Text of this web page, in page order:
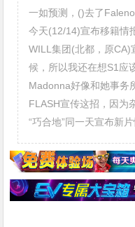
一如预测，()去了
今天(12/14)宣布移籍情
WILL集团(北都，原CA)
候，所以我还在想S1应
Madonna好像和她事务
FLASH宣传这招，因为
“巧合地”同一天宣布新片